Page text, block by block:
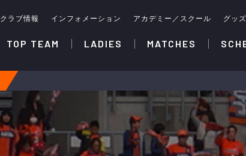
クラブ情報 インフォメーション アカデミー／スクール グッズ
TOP TEAM LADIES MATCHES